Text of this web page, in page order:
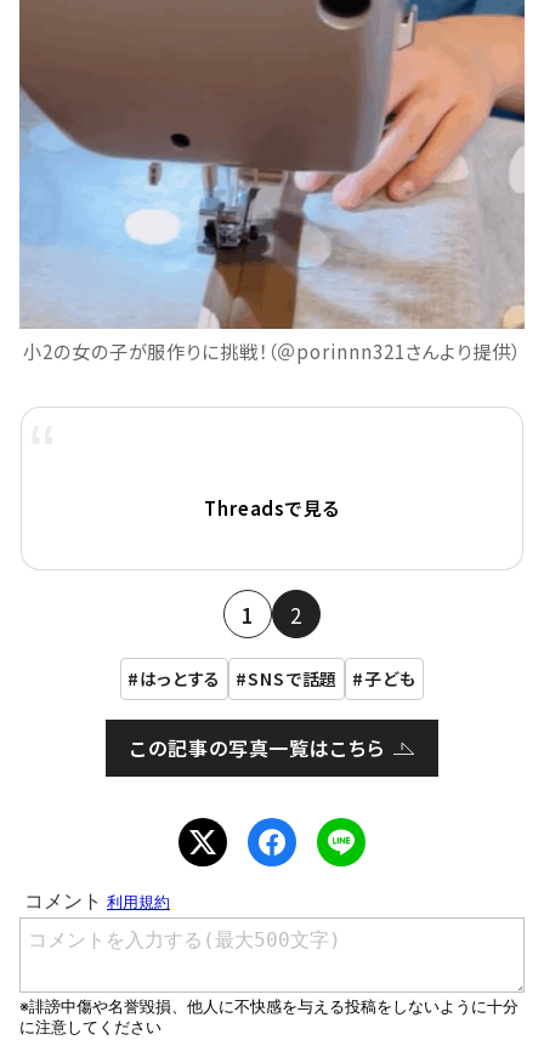
小2の女の子が服作りに挑戦！（＠porinnn321さんより提供）
Threadsで見る
1 2
はっとする SNSで話題 子ども
この記事の写真一覧はこちら